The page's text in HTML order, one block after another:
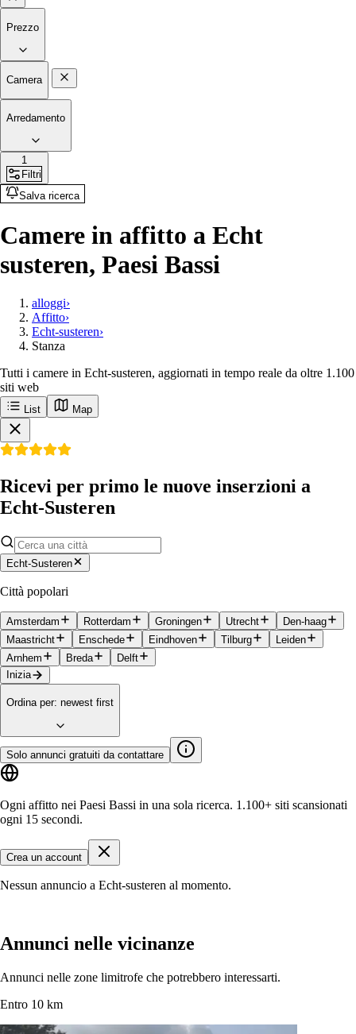
Prezzo
Camera
Arredamento
1
Filtri
Salva ricerca
Camere in affitto a Echt
susteren, Paesi Bassi
alloggi›
Affitto›
Echt-susteren›
Stanza
Tutti i camere in Echt-susteren, aggiornati in tempo reale da oltre 1.100
siti web
List Map
Ricevi per primo le nuove inserzioni a
Echt-Susteren
Echt-Susteren
Città popolari
Amsterdam Rotterdam Groningen Utrecht
Den-haag
Maastricht
Enschede Eindhoven Tilburg
Leiden
Arnhem
Breda
Delft
Inizia
Ordina per: newest first
Solo annunci gratuiti da contattare
Ogni affitto nei Paesi Bassi in una sola ricerca. 1.100+ siti scansionati
ogni 15 secondi.
Crea un account
Nessun annuncio a Echt-susteren al momento.
Annunci nelle vicinanze
Annunci nelle zone limitrofe che potrebbero interessarti.
Entro 10 km